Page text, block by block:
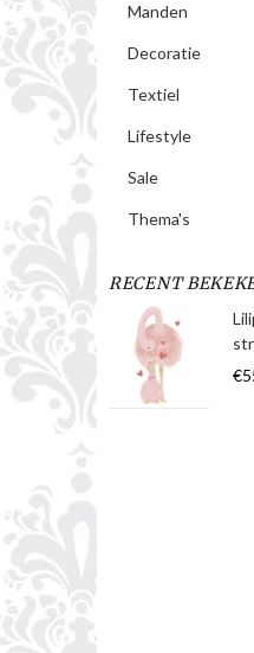
Manden
Decoratie
Textiel
Lifestyle
Sale
Thema's
RECENT